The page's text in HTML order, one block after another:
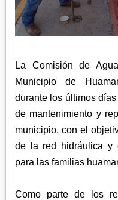
ZITLALTEPEC
TERRENATE
TLAXCO
XALOZTOC
CHIAUTEMPAN
PANOTLA
SAN PABLO DEL MONTE
ZACATELCO
REGIÓN PONIENTE
NANACAMILPA
SANCTÓRUM
La Comisión de
Municipio de
durante los últimos
de mantenimiento y
municipio, con el
de la red hidráulica y
para las familias
Como parte de los